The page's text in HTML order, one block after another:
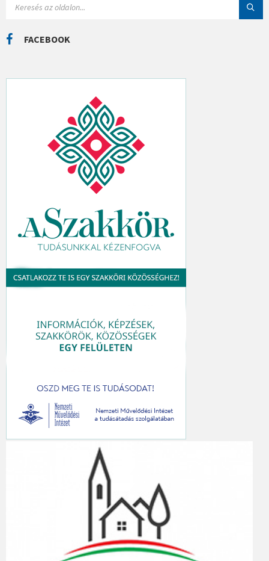
Á
C
H
FACEBOOK